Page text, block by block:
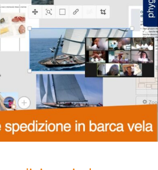
spedizione in barca vela